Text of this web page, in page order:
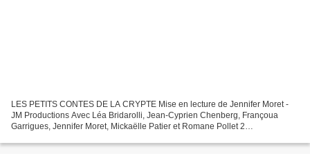
LES PETITS CONTES DE LA CRYPTE Mise en lecture de Jennifer Moret -
JM Productions Avec Léa Bridarolli, Jean-Cyprien Chenberg, Françoua
Garrigues, Jennifer Moret, Mickaëlle Patier et Romane Pollet 2